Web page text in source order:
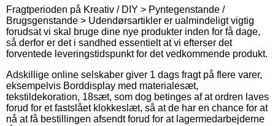
Fragtperioden på Kreativ / DIY > Pyntegenstande /
Brugsgenstande > Udendørsartikler er ualmindeligt vigtig
forudsat vi skal bruge dine nye produkter inden for få dage,
så derfor er det i sandhed essentielt at vi efterser det
forventede leveringstidspunkt for det vedkommende produkt.
Adskillige online selskaber giver 1 dags fragt på flere varer,
eksempelvis Borddisplay med materialesæt,
tekstildekoration, 18sæt, som dog betinges af at ordren laves
forud for et fastslået klokkeslæt, så at de har en chance for at
nå at få bestillingen afsendt forud for at lagermedarbejderne